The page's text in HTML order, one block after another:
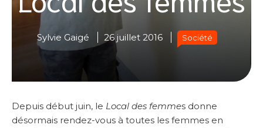
Sylvie Gaigé 26 juillet 2016 Société
Depuis début juin, le Local des femmes donne
désormais rendez-vous à toutes les femmes en